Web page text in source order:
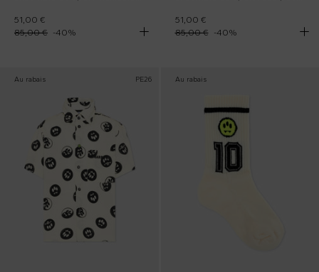
51,00 €
85,00 € -40%
51,00 €
85,00 €
-40%
Au rabais PE26 Au rabais